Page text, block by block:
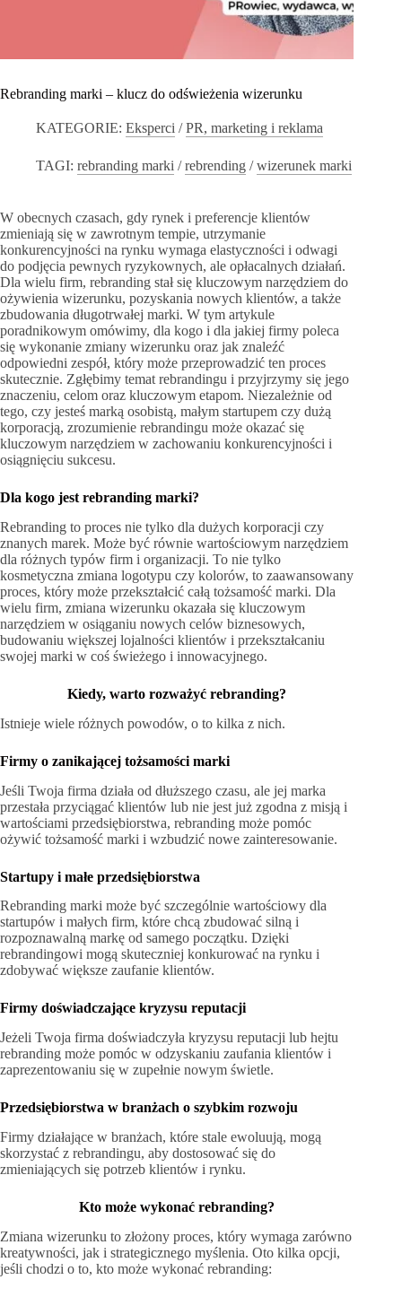
Rebranding marki – klucz do odświeżenia wizerunku
KATEGORIE: Eksperci /PR, marketing i reklama
TAGI: rebranding marki /rebrending /wizerunek marki
W obecnych czasach, gdy rynek i preferencje klientów
zmieniają się w zawrotnym tempie, utrzymanie
konkurencyjności na rynku wymaga elastyczności i odwagi
do podjęcia pewnych ryzykownych, ale opłacalnych działań.
Dla wielu firm, rebranding stał się kluczowym narzędziem do
ożywienia wizerunku, pozyskania nowych klientów, a także
zbudowania długotrwałej marki. W tym artykule
poradnikowym omówimy, dla kogo i dla jakiej firmy poleca
się wykonanie zmiany wizerunku oraz jak znaleźć
odpowiedni zespół, który może przeprowadzić ten proces
skutecznie. Zgłębimy temat rebrandingu i przyjrzymy się jego
znaczeniu, celom oraz kluczowym etapom. Niezależnie od
tego, czy jesteś marką osobistą, małym startupem czy dużą
korporacją, zrozumienie rebrandingu może okazać się
kluczowym narzędziem w zachowaniu konkurencyjności i
osiągnięciu sukcesu.
Dla kogo jest rebranding marki?
Rebranding to proces nie tylko dla dużych korporacji czy
znanych marek. Może być równie wartościowym narzędziem
dla różnych typów firm i organizacji. To nie tylko
kosmetyczna zmiana logotypu czy kolorów, to zaawansowany
proces, który może przekształcić całą tożsamość marki. Dla
wielu firm, zmiana wizerunku okazała się kluczowym
narzędziem w osiąganiu nowych celów biznesowych,
budowaniu większej lojalności klientów i przekształcaniu
swojej marki w coś świeżego i innowacyjnego.
Kiedy, warto rozważyć rebranding?
Istnieje wiele różnych powodów, o to kilka z nich.
Firmy o zanikającej tożsamości marki
Jeśli Twoja firma działa od dłuższego czasu, ale jej marka
przestała przyciągać klientów lub nie jest już zgodna z misją i
wartościami przedsiębiorstwa, rebranding może pomóc
ożywić tożsamość marki i wzbudzić nowe zainteresowanie.
Startupy i małe przedsiębiorstwa
Rebranding marki może być szczególnie wartościowy dla
startupów i małych firm, które chcą zbudować silną i
rozpoznawalną markę od samego początku. Dzięki
rebrandingowi mogą skuteczniej konkurować na rynku i
zdobywać większe zaufanie klientów.
Firmy doświadczające kryzysu reputacji
Jeżeli Twoja firma doświadczyła kryzysu reputacji lub hejtu
rebranding może pomóc w odzyskaniu zaufania klientów i
zaprezentowaniu się w zupełnie nowym świetle.
Przedsiębiorstwa w branżach o szybkim rozwoju
Firmy działające w branżach, które stale ewoluują, mogą
skorzystać z rebrandingu, aby dostosować się do
zmieniających się potrzeb klientów i rynku.
Kto może wykonać rebranding?
Zmiana wizerunku to złożony proces, który wymaga zarówno
kreatywności, jak i strategicznego myślenia. Oto kilka opcji,
jeśli chodzi o to, kto może wykonać rebranding: